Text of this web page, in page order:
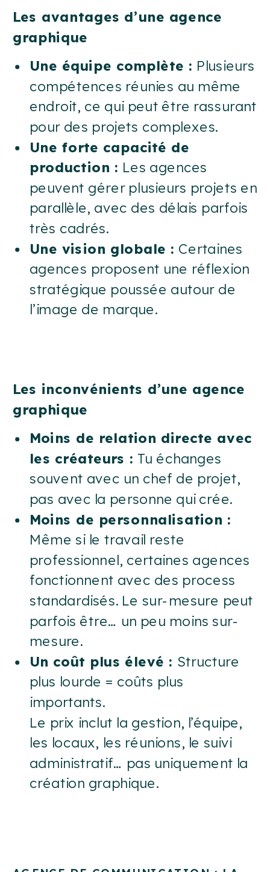
Les avantages d’une agence
graphique
Une équipe complète : Plusieurs
compétences réunies au même
endroit, ce qui peut être rassurant
pour des projets complexes.
Une forte capacité de
production : Les agences
peuvent gérer plusieurs projets en
parallèle, avec des délais parfois
très cadrés.
Une vision globale : Certaines
agences proposent une réflexion
stratégique poussée autour de
l’image de marque.
Les inconvénients d’une agence
graphique
Moins de relation directe avec
les créateurs : Tu échanges
souvent avec un chef de projet,
pas avec la personne qui crée.
Moins de personnalisation :
Même si le travail reste
professionnel, certaines agences
fonctionnent avec des process
standardisés. Le sur-mesure peut
parfois être… un peu moins sur-
mesure.
Un coût plus élevé : Structure
plus lourde = coûts plus
importants.
Le prix inclut la gestion, l’équipe,
les locaux, les réunions, le suivi
administratif… pas uniquement la
création graphique.